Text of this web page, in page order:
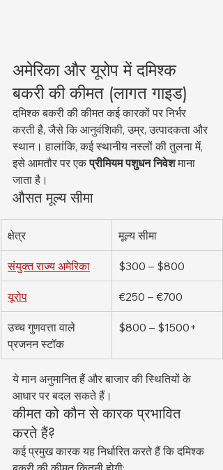
अमेरिका और यूरोप में दमिश्क
बकरी की कीमत (लागत गाइड)
दमिश्क बकरी की कीमत कई कारकों पर निर्भर
करती है, जैसे कि आनुवंशिकी, उम्र, उत्पादकता और
स्थान। हालांकि, कई स्थानीय नस्लों की तुलना में,
इसे आमतौर पर एक प्रीमियम पशुधन निवेश माना
जाता है।
औसत मूल्य सीमा
क्षेत्र मूल्य सीमा
संयुक्त राज्य अमेरिका $300 – $800
यूरोप €250 – €700
उच्च गुणवत्ता वाले
प्रजनन स्टॉक
$800 – $1500+
ये मान अनुमानित हैं और बाजार की स्थितियों के
आधार पर बदल सकते हैं।
कीमत को कौन से कारक प्रभावित
करते हैं?
कई प्रमुख कारक यह निर्धारित करते हैं कि दमिश्क